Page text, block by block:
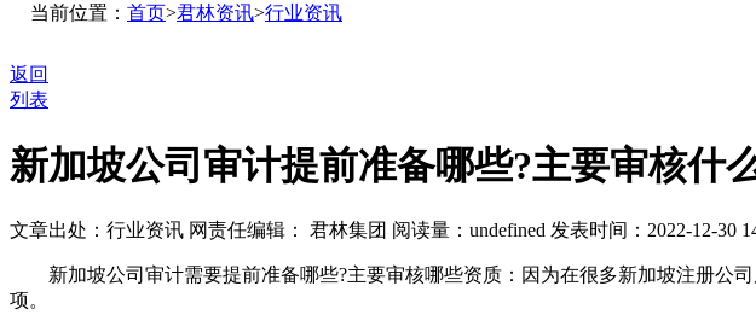
当前位置： 首页>君林资讯>行业资讯
返回
列表
新加坡公司审计提前准备哪些?主要审核什
文章出处：行业资讯 网责任编辑： 君林集团 阅读量： undefined 发表时间：2022-12-30
新加坡公司审计需要提前准备哪些?主要审核哪些资质：因为在很多新加坡注册公
项。